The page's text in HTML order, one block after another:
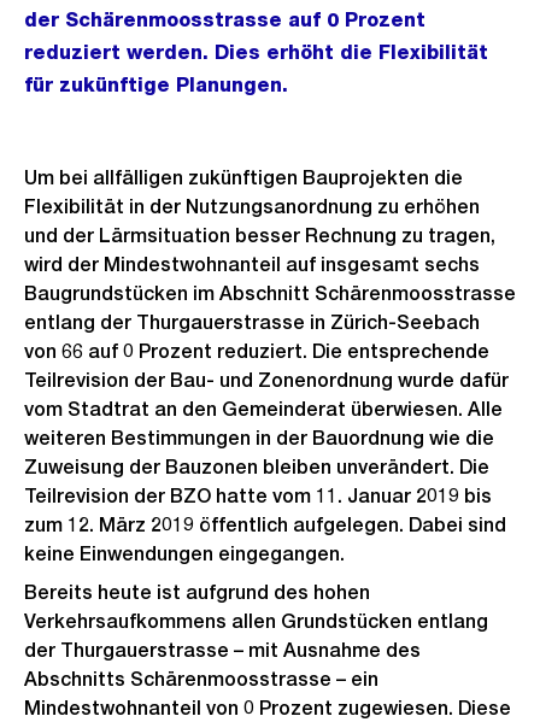
der Schärenmoosstrasse auf 0 Prozent
reduziert werden. Dies erhöht die Flexibilität
für zukünftige Planungen.
Um bei allfälligen zukünftigen Bauprojekten die
Flexibilität in der Nutzungsanordnung zu erhöhen
und der Lärmsituation besser Rechnung zu tragen,
wird der Mindestwohnanteil auf insgesamt sechs
Baugrundstücken im Abschnitt Schärenmoosstrasse
entlang der Thurgauerstrasse in Zürich-Seebach
von 66 auf 0 Prozent reduziert. Die entsprechende
Teilrevision der Bau- und Zonenordnung wurde dafür
vom Stadtrat an den Gemeinderat überwiesen. Alle
weiteren Bestimmungen in der Bauordnung wie die
Zuweisung der Bauzonen bleiben unverändert. Die
Teilrevision der BZO hatte vom 11. Januar 2019 bis
zum 12. März 2019 öffentlich aufgelegen. Dabei sind
keine Einwendungen eingegangen.
Bereits heute ist aufgrund des hohen
Verkehrsaufkommens allen Grundstücken entlang
der Thurgauerstrasse – mit Ausnahme des
Abschnitts Schärenmoosstrasse – ein
Mindestwohnanteil von 0 Prozent zugewiesen. Diese